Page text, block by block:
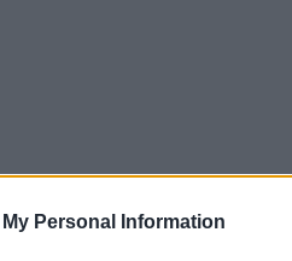
Personal Information